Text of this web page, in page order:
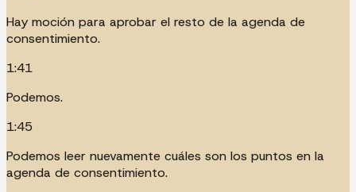
Hay moción para aprobar el resto de la agenda de
consentimiento.
1:41
Podemos.
1:45
Podemos leer nuevamente cuáles son los puntos en la
agenda de consentimiento.